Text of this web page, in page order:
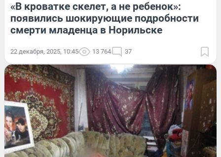
«В кроватке скелет, а не ребенок»:
появились шокирующие подробности
смерти младенца в Норильске
22 декабря, 2025, 10:45 13 764 37